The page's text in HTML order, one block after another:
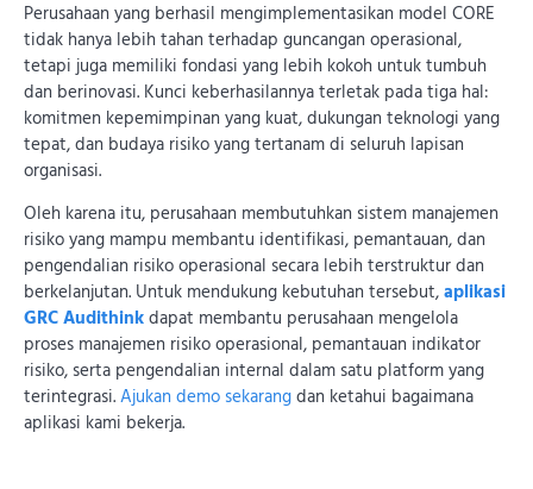
Perusahaan yang berhasil mengimplementasikan model CORE
tidak hanya lebih tahan terhadap guncangan operasional,
tetapi juga memiliki fondasi yang lebih kokoh untuk tumbuh
dan berinovasi. Kunci keberhasilannya terletak pada tiga hal:
komitmen kepemimpinan yang kuat, dukungan teknologi yang
tepat, dan budaya risiko yang tertanam di seluruh lapisan
organisasi.
Oleh karena itu, perusahaan membutuhkan sistem manajemen
risiko yang mampu membantu identifikasi, pemantauan, dan
pengendalian risiko operasional secara lebih terstruktur dan
berkelanjutan. Untuk mendukung kebutuhan tersebut,aplikasi
GRC Audithinkdapat membantu perusahaan mengelola
proses manajemen risiko operasional, pemantauan indikator
risiko, serta pengendalian internal dalam satu platform yang
terintegrasi.Ajukan demo sekarangdan ketahui bagaimana
aplikasi kami bekerja.